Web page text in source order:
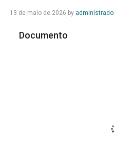
13 de maio de 2026 by
Documento